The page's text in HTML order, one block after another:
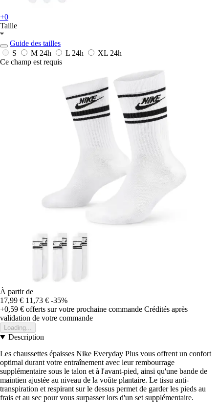
+0
Taille
*
Guide des tailles
S
M 24h L 24h XL 24h
Ce champ est requis
À partir de
17,99 € 11,73 € -35%
+0,59 € offerts sur votre prochaine commande Crédités après
validation de votre commande
Loading...
Description
Les chaussettes épaisses Nike Everyday Plus vous offrent un confort
optimal durant votre entraînement avec leur rembourrage
supplémentaire sous le talon et à l'avant-pied, ainsi qu'une bande de
maintien ajustée au niveau de la voûte plantaire. Le tissu anti-
transpiration et respirant sur le dessus permet de garder les pieds au
frais et au sec pour vous surpasser lors d'un set supplémentaire.